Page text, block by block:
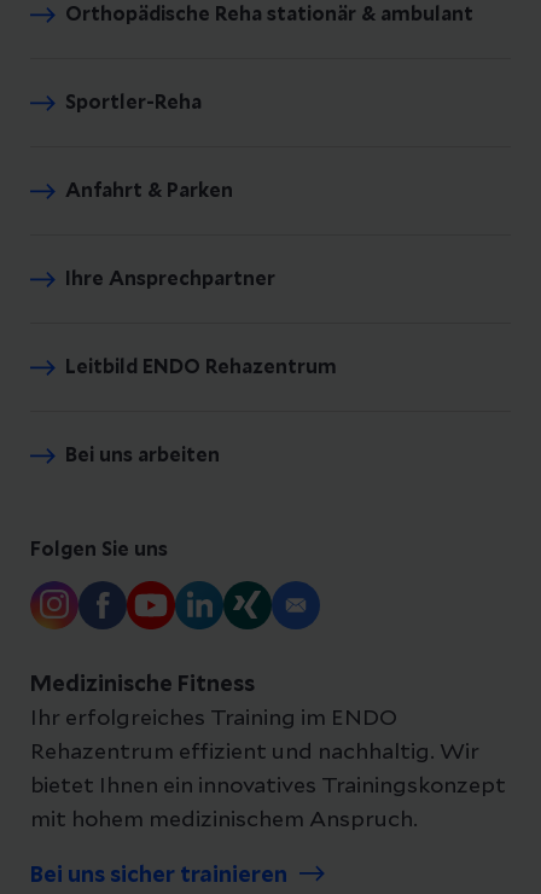
Orthopädische Reha stationär & ambulant
Sportler-Reha
Anfahrt & Parken
Ihre Ansprechpartner
Leitbild ENDO Rehazentrum
Bei uns arbeiten
Folgen Sie uns
Medizinische Fitness
Ihr erfolgreiches Training im ENDO
Rehazentrum effizient und nachhaltig. Wir
bietet Ihnen ein innovatives Trainingskonzept
mit hohem medizinischem Anspruch.
Bei uns sicher trainieren